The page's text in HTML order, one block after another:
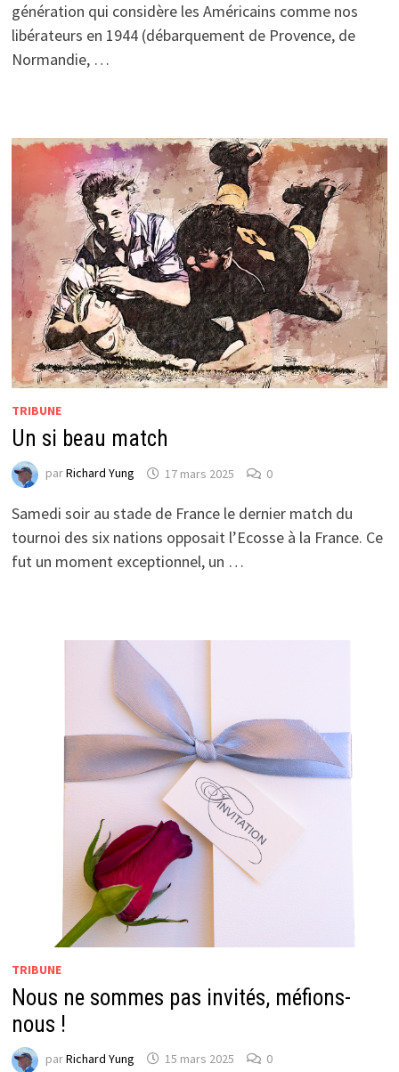
génération qui considère les Américains comme nos
libérateurs en 1944 (débarquement de Provence, de
Normandie, …
TRIBUNE
Un si beau match
parRichard Yung 17 mars 2025 0
Samedi soir au stade de France le dernier match du
tournoi des six nations opposait l’Ecosse à la France. Ce
fut un moment exceptionnel, un …
TRIBUNE
Nous ne sommes pas invités, méfions-
nous !
parRichard Yung 15 mars 2025 0